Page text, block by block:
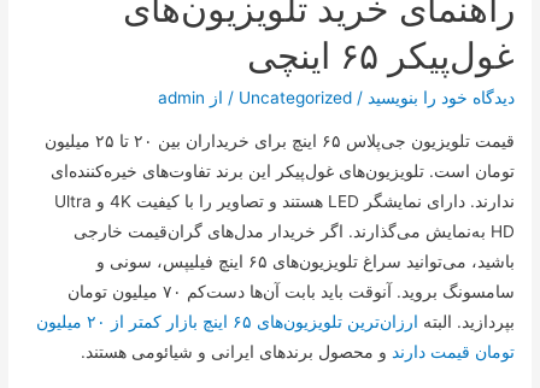
راهنمای خرید تلویزیون‌های
غول‌پیکر ۶۵ اینچی
دیدگاه‌ خود را بنویسید /
Uncategorized / از admin
قیمت تلویزیون جی‌پلاس ۶۵ اینچ برای خریداران بین ۲۰ تا ۲۵ میلیون
تومان است. تلویزیون‌های غول‌پیکر این برند تفاوت‌های خیره‌کننده‌ای
ندارند. دارای نمایشگر LED هستند و تصاویر را با کیفیت 4K و Ultra
HD به‌نمایش می‌گذارند. اگر خریدار مدل‌های گران‌قیمت خارجی
باشید، می‌توانید سراغ تلویزیون‌های ۶۵ اینچ فیلیپس، سونی و
سامسونگ بروید. آنوقت باید بابت آن‌ها دست‌کم ۷۰ میلیون تومان
بپردازید. البته
ارزان‌ترین تلویزیون‌های ۶۵ اینچ بازار کمتر از ۲۰ میلیون
تومان قیمت دارند و محصول برند‌های ایرانی و شیائومی هستند.